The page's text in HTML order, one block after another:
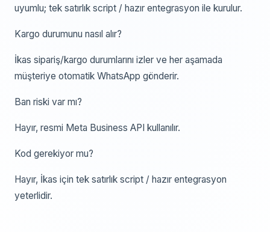
uyumlu; tek satırlık script / hazır entegrasyon ile kurulur.
Kargo durumunu nasıl alır?
İkas sipariş/kargo durumlarını izler ve her aşamada
müşteriye otomatik WhatsApp gönderir.
Ban riski var mı?
Hayır, resmi Meta Business API kullanılır.
Kod gerekiyor mu?
Hayır, İkas için tek satırlık script / hazır entegrasyon
yeterlidir.